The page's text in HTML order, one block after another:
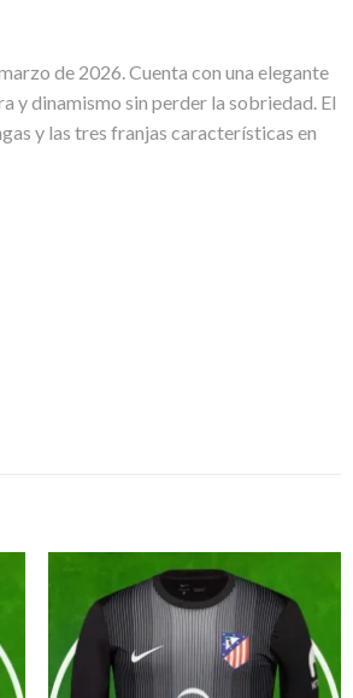
de 2026. Cuenta con una elegante
y dinamismo sin perder la sobriedad. El
y las tres franjas características en